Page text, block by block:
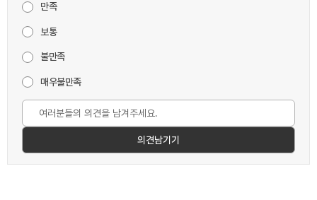
만족
보통
불만족
매우불만족